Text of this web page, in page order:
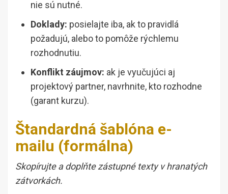
nie sú nutné.
Doklady: posielajte iba, ak to pravidlá
požadujú, alebo to pomôže rýchlemu
rozhodnutiu.
Konflikt záujmov: ak je vyučujúci aj
projektový partner, navrhnite, kto rozhodne
(garant kurzu).
Štandardná šablóna e-
mailu (formálna)
Skopírujte a doplňte zástupné texty v hranatých
zátvorkách.